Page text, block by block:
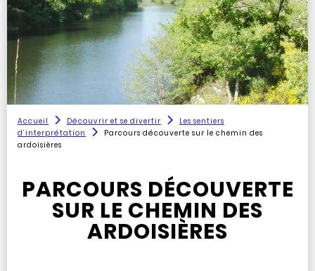
Accueil Découvrir et se divertir
Les sentiers
d’interprétation
Parcours découverte sur le chemin des
ardoisières
PARCOURS DÉCOUVERTE
SUR LE CHEMIN DES
ARDOISIÈRES